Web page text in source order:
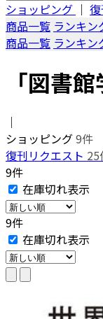
ショッピング ｜
商品一覧 ランキン
商品一覧 ランキン
「図書
｜
ショッピング9件
復刊リクエスト 25
9件
在庫切れ表示
9件
在庫切れ表示